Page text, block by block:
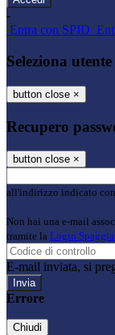
-
Entra con SPID
Seleziona utente
button close ×
Recupero
button close ×
all'indirizzo indicato
Non hai una e-mail
tramite la Login
E-mail inviata, si
Errore
Chiudi